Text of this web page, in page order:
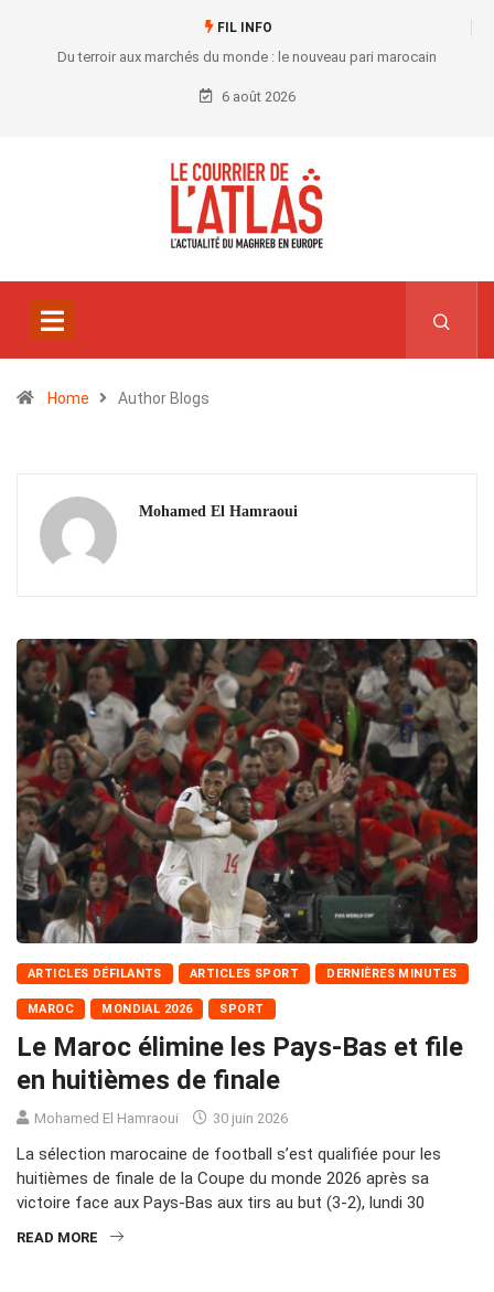
FIL INFO
Du terroir aux marchés du monde : le nouveau pari marocain
6 août 2026
Home Author Blogs
Mohamed El Hamraoui
ARTICLES DÉFILANTS ARTICLES SPORT DERNIÈRES MINUTES
MAROC MONDIAL 2026 SPORT
Le Maroc élimine les Pays-Bas et file
en huitièmes de finale
Mohamed El Hamraoui 30 juin 2026
La sélection marocaine de football s’est qualifiée pour les
huitièmes de finale de la Coupe du monde 2026 après sa
victoire face aux Pays-Bas aux tirs au but (3-2), lundi 30
READ MORE